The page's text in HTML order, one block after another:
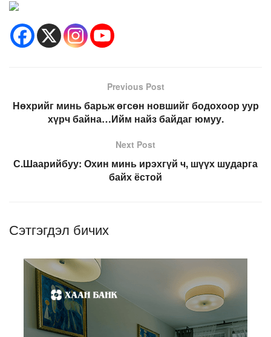
Previous Post
Нөхрийг минь барьж өгсөн новшийг бодохоор уур
хүрч байна…Ийм найз байдаг юмуу.
Next Post
С.Шаарийбуу: Охин минь ирэхгүй ч, шүүх шударга
байх ёстой
Сэтгэгдэл бичих